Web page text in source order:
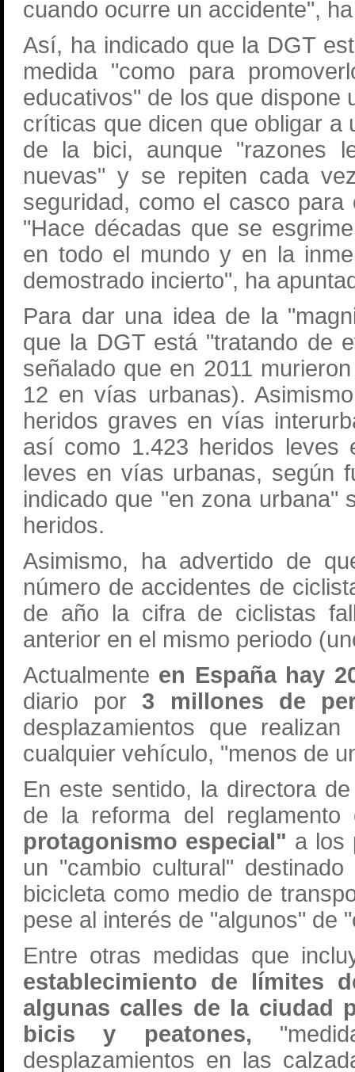
cuando ocurre un accidente",
Así, ha indicado que la DGT
medida "como para
educativos" de los que dispone
críticas que dicen que obligar a
de la bici, aunque "razones
nuevas" y se repiten cada
seguridad, como el casco
"Hace décadas que se
en todo el mundo y en la
demostrado incierto", ha
Para dar una idea de la
que la DGT está "tratando de
señalado que en 2011
12 en vías urbanas).
heridos graves en vías
así como 1.423 heridos leves
leves en vías urbanas, según
indicado que "en zona urbana"
heridos.
Asimismo, ha advertido de
número de accidentes de
de año la cifra de ciclistas
anterior en el mismo periodo
Actualmente en España hay
diario por3 millones de
desplazamientos que
cualquier vehículo, "menos de
En este sentido, la directora
de la reforma del
protagonismo especial" a los
un "cambio cultural"
bicicleta como medio de
pese al interés de "algunos" de
Entre otras medidas que
establecimiento de límites
algunas calles de la ciudad
bicis y peatones,
desplazamientos en las